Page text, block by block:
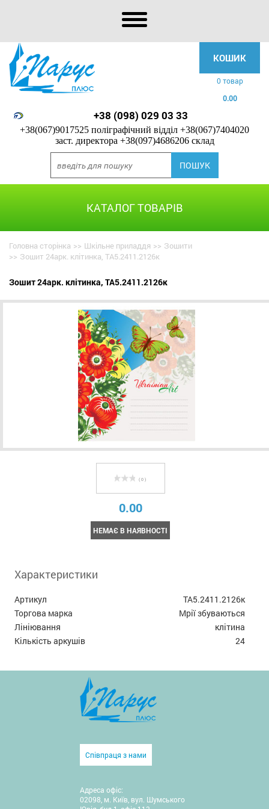
КОШИК
0 товар
0.00
+38 (098) 029 03 33
+38(067)9017525 поліграфічний відділ +38(067)7404020
заст. директора +38(097)4686206 склад
КАТАЛОГ ТОВАРІВ
Головна сторінка >> Шкільне приладдя >> Зошити
>> Зошит 24арк. клітинка, ТА5.2411.2126к
Зошит 24арк. клітинка, ТА5.2411.2126к
( 0 )
0.00
НЕМАЄ В НАЯВНОСТІ
Характеристики
Артикул
ТА5.2411.2126к
Торгова марка
Мрії збуваються
Лініювання
клітина
Кількість аркушів
24
Співпраця з нами
Адреса офіс:
02098, м. Київ, вул. Шумського